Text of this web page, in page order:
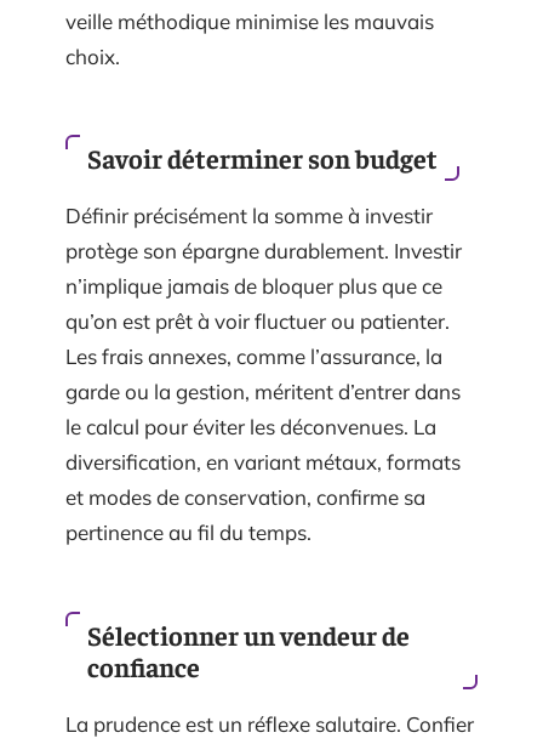
veille méthodique minimise les mauvais
choix.
Savoir déterminer son budget
Définir précisément la somme à investir
protège son épargne durablement. Investir
n’implique jamais de bloquer plus que ce
qu’on est prêt à voir fluctuer ou patienter.
Les frais annexes, comme l’assurance, la
garde ou la gestion, méritent d’entrer dans
le calcul pour éviter les déconvenues. La
diversification, en variant métaux, formats
et modes de conservation, confirme sa
pertinence au fil du temps.
Sélectionner un vendeur de
confiance
La prudence est un réflexe salutaire. Confier